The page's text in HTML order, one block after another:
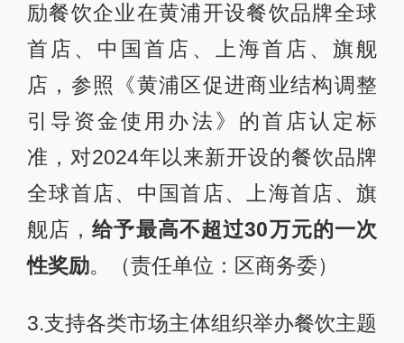
励餐饮企业在黄浦开设餐饮品牌全球
首店、中国首店、上海首店、旗舰
店，参照《黄浦区促进商业结构调整
引导资金使用办法》的首店认定标
准，对2024年以来新开设的餐饮品牌
全球首店、中国首店、上海首店、旗
舰店，给予最高不超过30万元的一次
性奖励。（责任单位：区商务委）
3.支持各类市场主体组织举办餐饮主题